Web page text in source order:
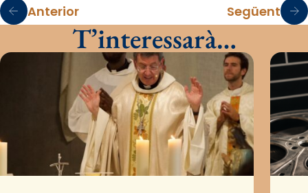
Anterior Següent
T’interessarà…